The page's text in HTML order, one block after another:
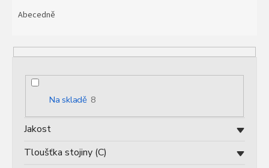
možno si je nechat nadělit. Pokud vás zajímá možnost
pokračujte zde.
p
Abecedně
Na skladě 8
Jakost
Tloušťka stojiny (C)